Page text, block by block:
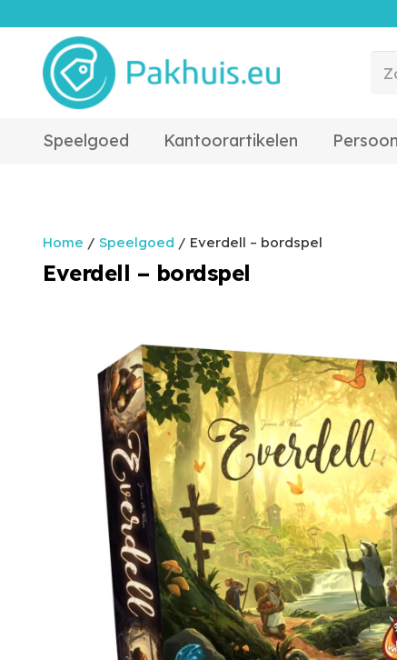
Speelgoed Kantoorartikelen
Home / Speelgoed / Everdell – bordspel
Everdell – bordspel